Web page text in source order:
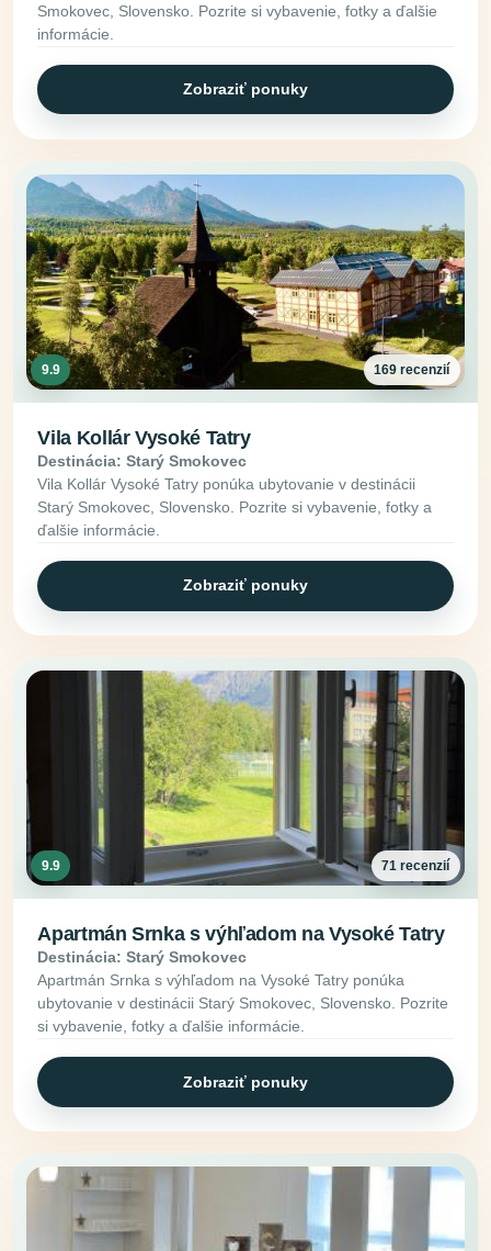
Smokovec, Slovensko. Pozrite si vybavenie, fotky a ďalšie
informácie.
Zobraziť ponuky
9.9 169 recenzií
Vila Kollár Vysoké Tatry
Destinácia: Starý Smokovec
Vila Kollár Vysoké Tatry ponúka ubytovanie v destinácii
Starý Smokovec, Slovensko. Pozrite si vybavenie, fotky a
ďalšie informácie.
Zobraziť ponuky
9.9 71 recenzií
Apartmán Srnka s výhľadom na Vysoké Tatry
Destinácia: Starý Smokovec
Apartmán Srnka s výhľadom na Vysoké Tatry ponúka
ubytovanie v destinácii Starý Smokovec, Slovensko. Pozrite
si vybavenie, fotky a ďalšie informácie.
Zobraziť ponuky